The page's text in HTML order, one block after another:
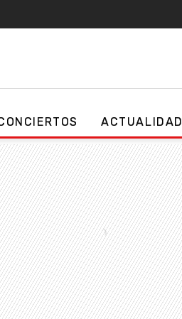
ACTUALIDAD